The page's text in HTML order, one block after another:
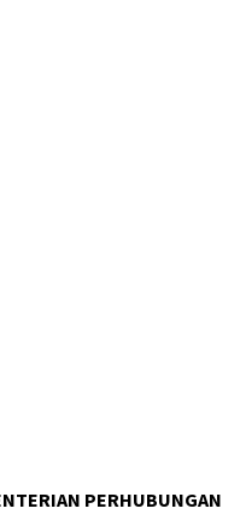
PERHUBUNGAN